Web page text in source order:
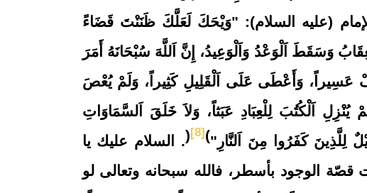
(عليه السلام): "وَيْحَكَ لَعَلَّكَ ظَنَنْتَ قَضَاءً
وَسَقَطَ اَلْوَعْدُ وَاَلْوَعِيدُ، إِنَّ اَللَّهَ سُبْحَانَهُ أَمَرَ
عَسِيراً، وَأَعْطَى عَلَى اَلْقَلِيلِ كَثِيراً، وَلَمْ يُعْصَ
يُنْزِلِ اَلْكُتُبَ لِلْعِبَادِ عَبَثاً، وَلاَ خَلَقَ اَلسَّمَاوَاتِ
لِلَّذِينَ كَفَرُوا مِنَ اَلنَّارِ"(
[8]
)
. السلام عليك يا
قصّة الوجود بأسطر، فالله سبحانه وتعالى لو